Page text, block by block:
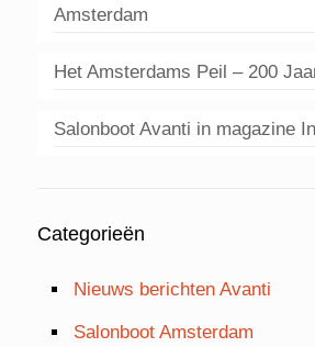
Amsterdam
Het Amsterdams Peil – 200
Salonboot Avanti in magazine
Categorieën
Nieuws berichten Avanti
Salonboot Amsterdam